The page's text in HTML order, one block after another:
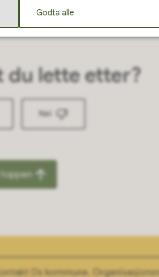
du lette etter?
Nei
toppen
Os kommune.
Godta alle